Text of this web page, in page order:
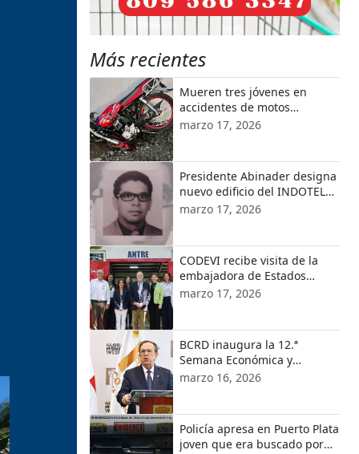
Más recientes
Mueren tres jóvenes en
accidentes de motos
ocurridos en localidades de
marzo 17, 2026
Presidente Abinader designa
nuevo edificio del INDOTEL
con el nombre de Orlando
marzo 17, 2026
CODEVI recibe visita de la
embajadora de Estados
Unidos en República
marzo 17, 2026
BCRD inaugura la 12.ª
Semana Económica y
Financiera 2026
marzo 16, 2026
Policía apresa en Puerto Plata
joven que era buscado por